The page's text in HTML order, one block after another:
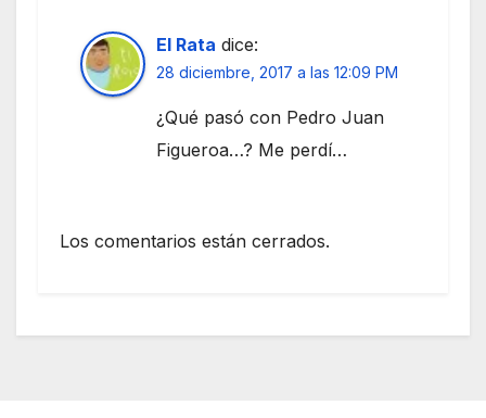
El Rata dice:
28 diciembre, 2017 a las 12:09 PM
¿Qué pasó con Pedro Juan
Figueroa…? Me perdí…
Los comentarios están cerrados.